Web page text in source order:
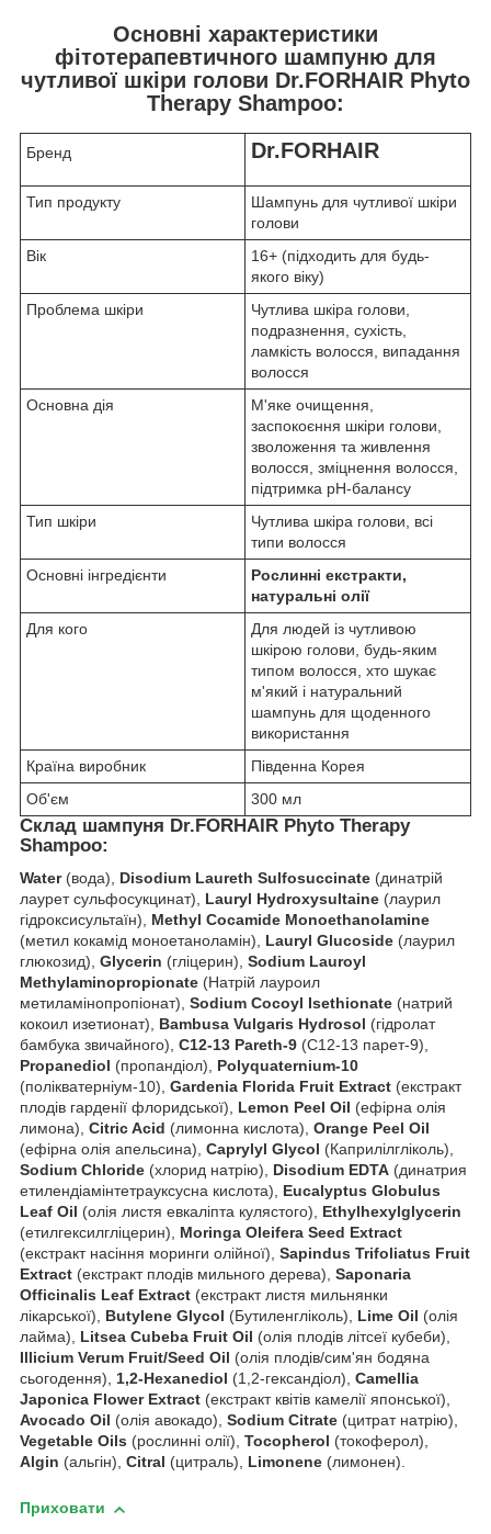
Основні характеристики
фітотерапевтичного шампуню для
чутливої шкіри голови Dr.FORHAIR Phyto
Therapy Shampoo:
Бренд Dr.FORHAIR
Тип продукту
Шампунь для чутливої шкіри
голови
Вік
16+ (підходить для будь-
якого віку)
Проблема шкіри
Чутлива шкіра голови,
подразнення, сухість,
ламкість волосся, випадання
волосся
Основна дія
М'яке очищення,
заспокоєння шкіри голови,
зволоження та живлення
волосся, зміцнення волосся,
підтримка pH-балансу
Тип шкіри
Чутлива шкіра голови, всі
типи волосся
Основні інгредієнти
Рослинні екстракти,
натуральні олії
Для кого
Для людей із чутливою
шкірою голови, будь-яким
типом волосся, хто шукає
м'який і натуральний
шампунь для щоденного
використання
Країна виробник
Південна Корея
Об'єм
300 мл
Склад шампуня Dr.FORHAIR Phyto Therapy
Shampoo:
Water(вода), Disodium Laureth Sulfosuccinate (динатрій
лаурет сульфосукцинат), Lauryl Hydroxysultaine (лаурил
гідроксисультаїн), Methyl Cocamide Monoethanolamine
(метил кокамід моноетаноламін), Lauryl Glucoside (лаурил
глюкозид), Glycerin (гліцерин), Sodium Lauroyl
Methylaminopropionate (Натрій лауроил
метиламінопропіонат), Sodium Cocoyl Isethionate (натрий
кокоил изетионат), Bambusa Vulgaris Hydrosol (гідролат
бамбука звичайного), C12-13 Pareth-9 (C12-13 парет-9),
Propanediol (пропандіол), Polyquaternium-10
(полікватерніум-10), Gardenia Florida Fruit Extract (екстракт
плодів гарденії флоридської), Lemon Peel Oil (ефірна олія
лимона), Citric Acid (лимонна кислота), Orange Peel Oil
(ефірна олія апельсина), Caprylyl Glycol (Каприлілгліколь),
Sodium Chloride (хлорид натрію), Disodium EDTA (динатрия
етилендіамінтетрауксусна кислота), Eucalyptus Globulus
Leaf Oil (олія листя евкаліпта кулястого), Ethylhexylglycerin
(етилгексилгліцерин), Moringa Oleifera Seed Extract
(екстракт насіння моринги олійної), Sapindus Trifoliatus Fruit
Extract (екстракт плодів мильного дерева), Saponaria
Officinalis Leaf Extract (екстракт листя мильнянки
лікарської), Butylene Glycol (Бутиленгліколь), Lime Oil (олія
лайма), Litsea Cubeba Fruit Oil (олія плодів літсеї кубеби),
Illicium Verum Fruit/Seed Oil (олія плодів/сим'ян бодяна
сьогодення), 1,2-Hexanediol (1,2-гександіол), Camellia
Japonica Flower Extract (екстракт квітів камелії японської),
Avocado Oil (олія авокадо), Sodium Citrate (цитрат натрію),
Vegetable Oils (рослинні олії), Tocopherol (токоферол),
Algin (альгін), Citral (цитраль), Limonene (лимонен).
Приховати